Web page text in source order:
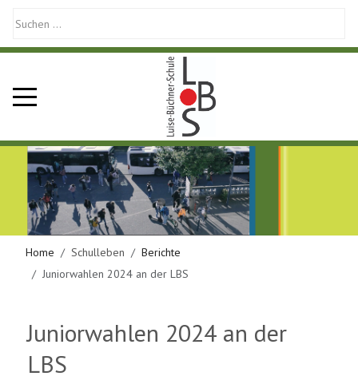
Mobile Menu Toggle
Home Schulleben
Berichte
Juniorwahlen 2024 an der LBS
Juniorwahlen 2024 an der
LBS